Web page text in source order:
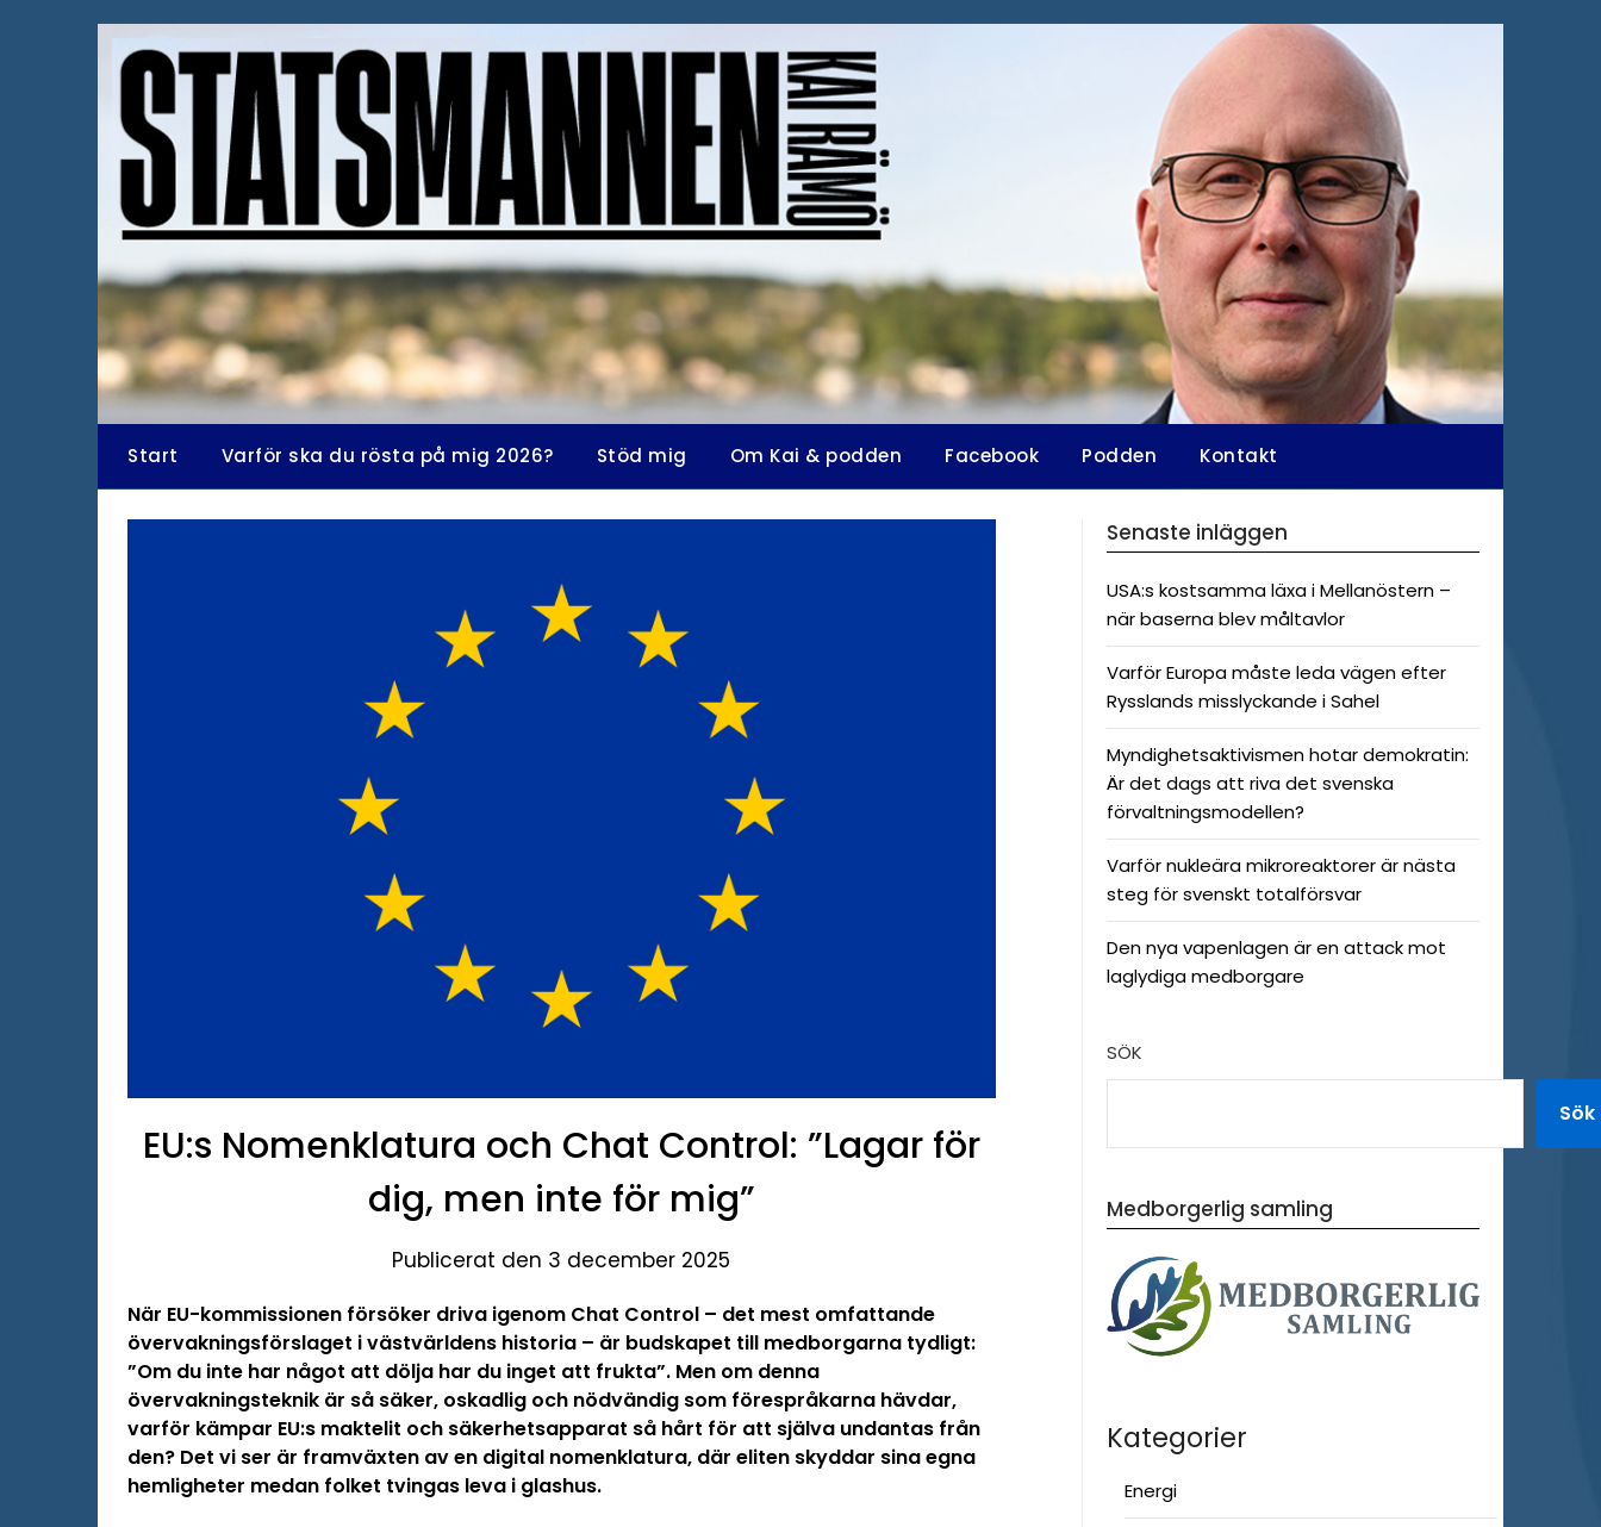
Start Varför ska du rösta på mig 2026? Stöd mig Om Kai & podden Facebook Podden Kontakt
EU:s Nomenklatura och Chat Control: ”Lagar för
dig, men inte för mig”
Publicerat den 3 december 2025
När EU-kommissionen försöker driva igenom Chat Control – det mest omfattande
övervakningsförslaget i västvärldens historia – är budskapet till medborgarna tydligt:
”Om du inte har något att dölja har du inget att frukta”. Men om denna
övervakningsteknik är så säker, oskadlig och nödvändig som förespråkarna hävdar,
varför kämpar EU:s maktelit och säkerhetsapparat så hårt för att själva undantas från
den? Det vi ser är framväxten av en digital nomenklatura, där eliten skyddar sina egna
hemligheter medan folket tvingas leva i glashus.
Senaste inläggen
USA:s kostsamma läxa i Mellanöstern –
när baserna blev måltavlor
Varför Europa måste leda vägen efter
Rysslands misslyckande i Sahel
Myndighetsaktivismen hotar demokratin:
Är det dags att riva det svenska
förvaltningsmodellen?
Varför nukleära mikroreaktorer är nästa
steg för svenskt totalförsvar
Den nya vapenlagen är en attack mot
laglydiga medborgare
SÖK
Sök
Medborgerlig samling
Kategorier
Energi